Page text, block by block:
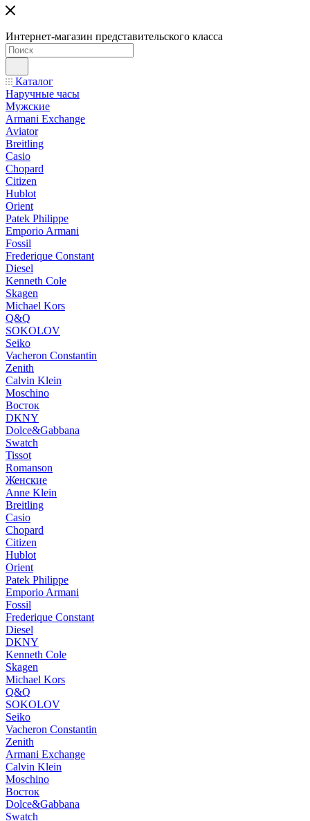
Интернет-магазин представительского класса
Каталог
Наручные часы
Мужские
Armani Exchange
Aviator
Breitling
Casio
Chopard
Citizen
Hublot
Orient
Patek Philippe
Emporio Armani
Fossil
Frederique Constant
Diesel
Kenneth Cole
Skagen
Michael Kors
Q&Q
SOKOLOV
Seiko
Vacheron Constantin
Zenith
Calvin Klein
Moschino
Восток
DKNY
Dolce&Gabbana
Swatch
Tissot
Romanson
Женские
Anne Klein
Breitling
Casio
Chopard
Citizen
Hublot
Orient
Patek Philippe
Emporio Armani
Fossil
Frederique Constant
Diesel
DKNY
Kenneth Cole
Skagen
Michael Kors
Q&Q
SOKOLOV
Seiko
Vacheron Constantin
Zenith
Armani Exchange
Calvin Klein
Moschino
Восток
Dolce&Gabbana
Swatch